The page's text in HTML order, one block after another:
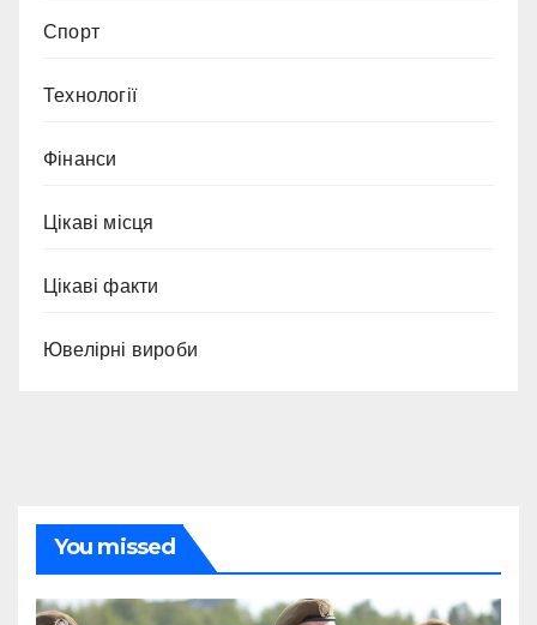
Спорт
Технології
Фінанси
Цікаві місця
Цікаві факти
Ювелірні вироби
You missed